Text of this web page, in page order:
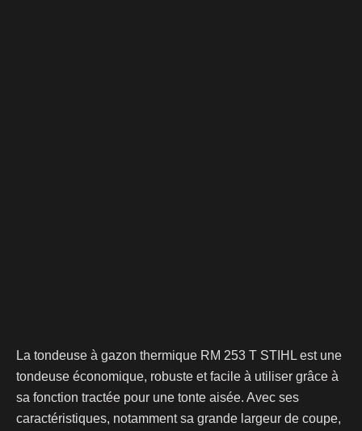
La tondeuse à gazon thermique RM 253 T STIHL est une
tondeuse économique, robuste et facile à utiliser grâce à
sa fonction tractée pour une tonte aisée. Avec ses
caractéristiques, notamment sa grande largeur de coupe,